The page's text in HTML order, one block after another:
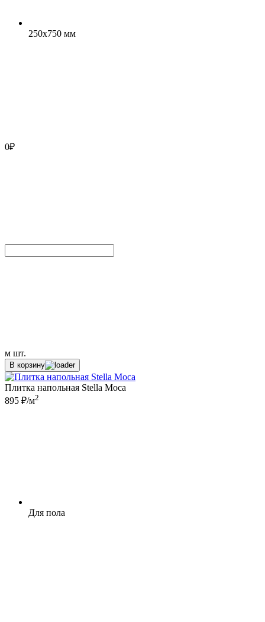
250x750 мм
0₽
м шт.
В корзину
Плитка напольная Stella Moca
895 ₽/м2
Для пола